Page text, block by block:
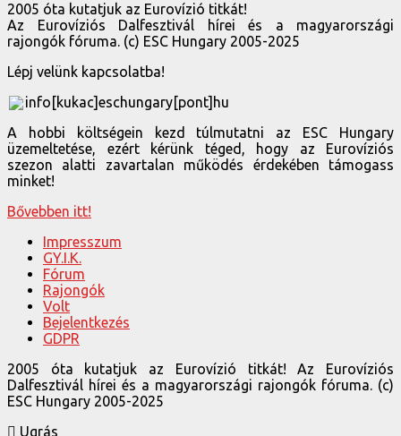
2005 óta kutatjuk az Eurovízió titkát!
Az Eurovíziós Dalfesztivál hírei és a magyarországi
rajongók fóruma. (c) ESC Hungary 2005-2025
Lépj velünk kapcsolatba!
info[kukac]eschungary[pont]hu
A hobbi költségein kezd túlmutatni az ESC Hungary
üzemeltetése, ezért kérünk téged, hogy az Eurovíziós
szezon alatti zavartalan működés érdekében támogass
minket!
Bővebben itt!
Impresszum
GY.I.K.
Fórum
Rajongók
Volt
Bejelentkezés
GDPR
2005 óta kutatjuk az Eurovízió titkát! Az Eurovíziós
Dalfesztivál hírei és a magyarországi rajongók fóruma. (c)
ESC Hungary 2005-2025
Ugrás